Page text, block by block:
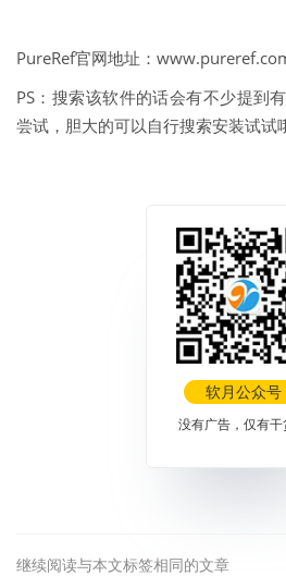
PureRef官网地址：
PS：搜索该软件的话会有不少提到
尝试，胆大的可以自行搜索安装试试
软月公众号
没有广告，仅有干
继续阅读与本文标签相同的文章